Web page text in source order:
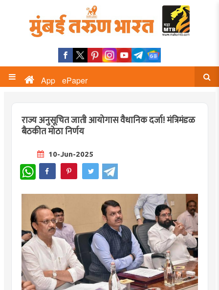
App ePaper
राज्य अनुसूचित जाती आयोगास वैधानिक दर्जा! मंत्रिमंडळ
बैठकीत मोठा निर्णय
10-Jun-2025
WhatsApp